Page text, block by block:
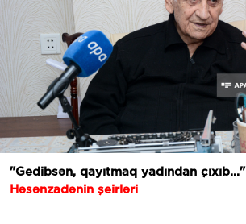
"Gedibsәn, qayıtmaq yadından çıxıb..."
Həsənzadənin şeirləri